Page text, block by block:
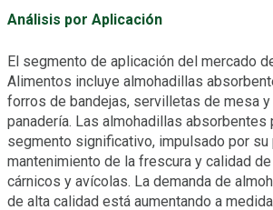
Análisis por Aplicación
El segmento de aplicación del mercado
Alimentos incluye almohadillas
forros de bandejas, servilletas de mesa y
panadería. Las almohadillas absorbentes
segmento significativo, impulsado por su
mantenimiento de la frescura y calidad
cárnicos y avícolas. La demanda de
de alta calidad está aumentando a